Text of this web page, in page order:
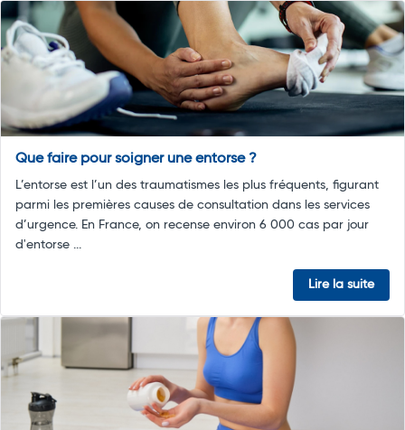
Que faire pour soigner une entorse ?
L’entorse est l’un des traumatismes les plus fréquents, figurant
parmi les premières causes de consultation dans les services
d’urgence. En France, on recense environ 6 000 cas par jour
d'entorse ...
Lire la suite